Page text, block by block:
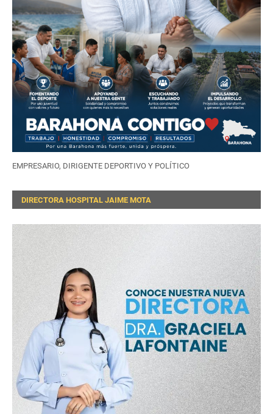
EMPRESARIO, DIRIGENTE DEPORTIVO Y POLÍTICO
DIRECTORA HOSPITAL JAIME MOTA